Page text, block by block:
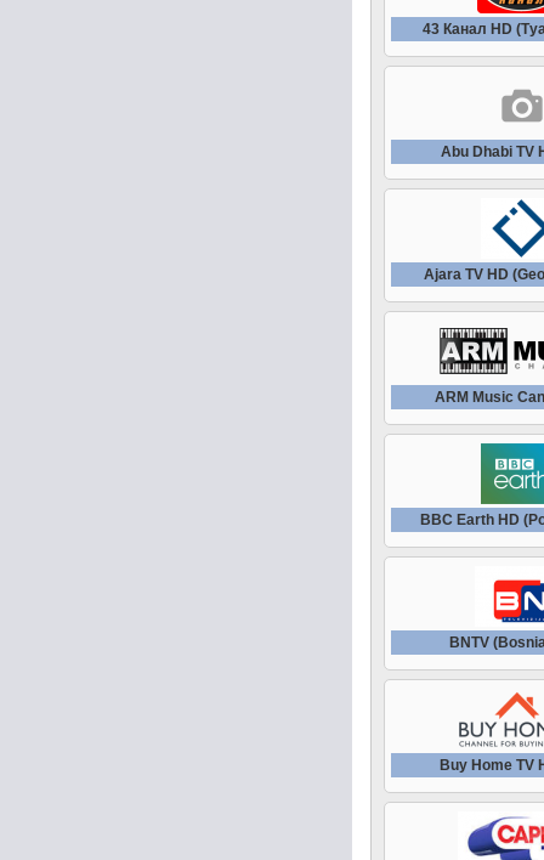
43 Канал HD
Abu Dhabi TV
Ajara TV HD
ARM Music
BBC Earth HD
BNTV
Buy Home TV